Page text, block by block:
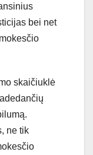
bei net
skaičiuklė
ne tik